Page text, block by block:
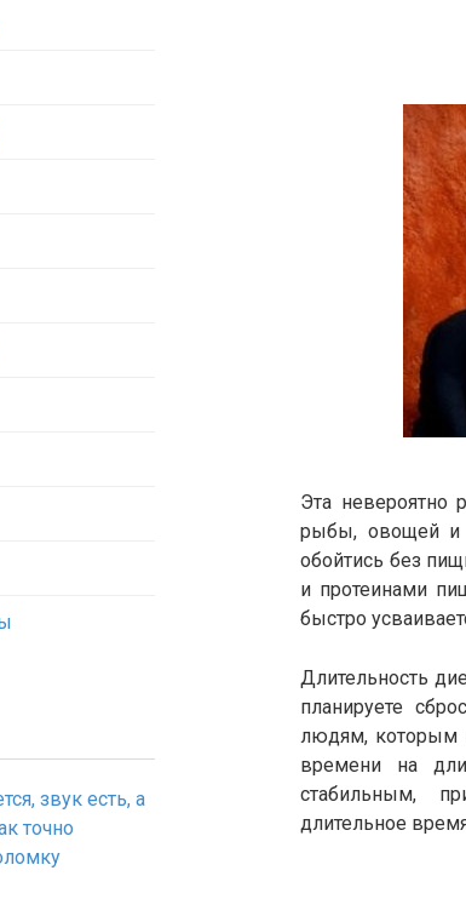
Эта невероятно
рыбы, овощей и
обойтись без
и протеинами
быстро
Длительность
планируете
людям, которым
времени на
стабильным,
длительное
звук есть, а
точно